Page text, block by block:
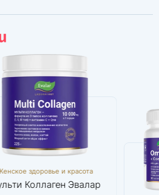
здоровье и красота
Коллаген Эвалар